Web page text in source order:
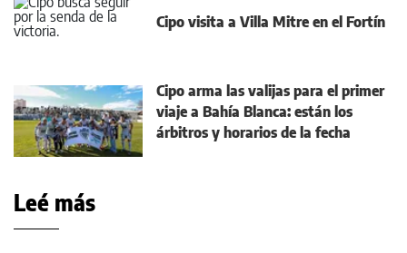
Cipo visita a Villa Mitre en el Fortín
Cipo arma las valijas para el primer
viaje a Bahía Blanca: están los
árbitros y horarios de la fecha
Leé más